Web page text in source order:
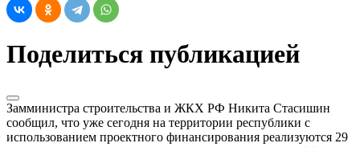
Поделиться публикацией
Замминистра строительства и ЖКХ РФ Никита Стасишин
сообщил, что уже сегодня на территории республики с
использованием проектного финансирования реализуются 29